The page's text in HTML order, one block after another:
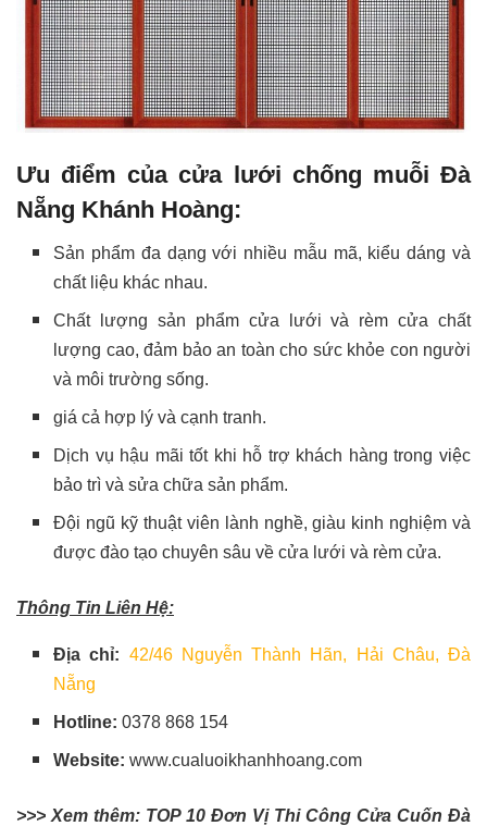
Ưu điểm của cửa lưới chống muỗi Đà
Nẵng Khánh Hoàng:
Sản phẩm đa dạng với nhiều mẫu mã, kiểu dáng và
chất liệu khác nhau.
Chất lượng sản phẩm cửa lưới và rèm cửa chất
lượng cao, đảm bảo an toàn cho sức khỏe con người
và môi trường sống.
giá cả hợp lý và cạnh tranh.
Dịch vụ hậu mãi tốt khi hỗ trợ khách hàng trong việc
bảo trì và sửa chữa sản phẩm.
Đội ngũ kỹ thuật viên lành nghề, giàu kinh nghiệm và
được đào tạo chuyên sâu về cửa lưới và rèm cửa.
Thông Tin Liên Hệ:
Địa chỉ: 42/46 Nguyễn Thành Hãn, Hải Châu, Đà
Nẵng
Hotline: 0378 868 154
Website: www.cualuoikhanhhoang.com
>>> Xem thêm: TOP 10 Đơn Vị Thi Công Cửa Cuốn Đà